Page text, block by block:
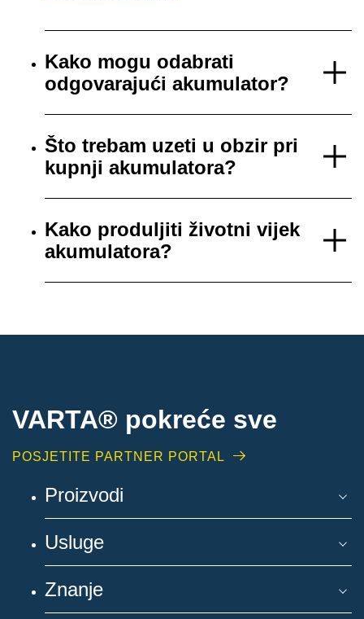
Kako mogu odabrati
odgovarajući akumulator?
Što trebam uzeti u obzir pri
kupnji akumulatora?
Kako produljiti životni vijek
akumulatora?
VARTA® pokreće sve
POSJETITE PARTNER PORTAL
Proizvodi
Usluge
Znanje